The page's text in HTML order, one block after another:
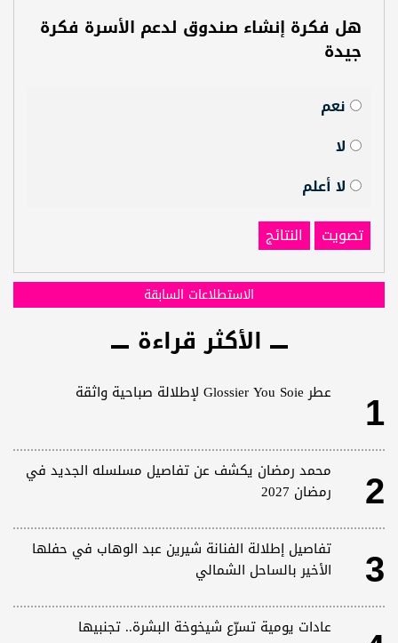
هل فكرة إنشاء صندوق لدعم الأسرة فكرة
جيدة
نعم
لا
لا أعلم
تصويت
النتائج
الاستطلاعات السابقة
الأكثر قراءة
1 عطر Glossier You Soie لإطلالة صباحية واثقة
2
محمد رمضان يكشف عن تفاصيل مسلسله الجديد في
رمضان 2027
3
تفاصيل إطلالة الفنانة شيرين عبد الوهاب في حفلها
الأخير بالساحل الشمالي
عادات يومية تسرّع شيخوخة البشرة.. تجنبيها